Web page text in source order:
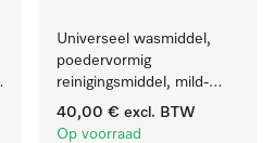
Universeel wasmiddel,
poedervormig
reinigingsmiddel, mild-
alkalisch, 10 kg voor het
reinigen van wit wasgoed
40,00 € excl. BTW
Op voorraad